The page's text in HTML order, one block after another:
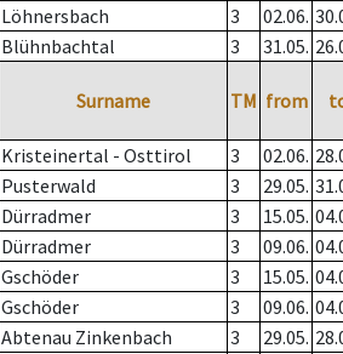
Löhnersbach 3 02.06.
Blühnbachtal 3 31.05.
Surname TM from
Kristeinertal - Osttirol 3 02.06.
Pusterwald 3 29.05.
Dürradmer 3 15.05.
Dürradmer 3 09.06.
Gschöder 3 15.05.
Gschöder 3 09.06.
Abtenau Zinkenbach 3 29.05.